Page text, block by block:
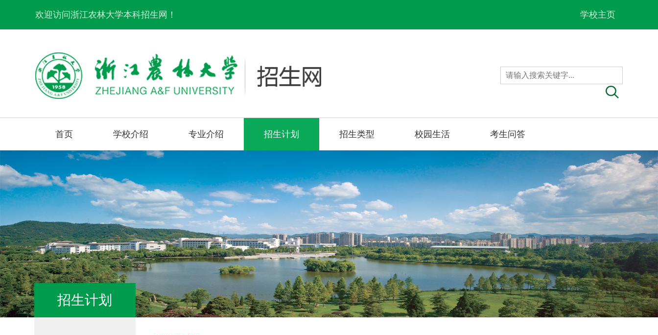
欢迎访问浙江农林大学本科招生网！ 学校主页
首页 学校介绍 专业介绍 招生计划 招生类型 校园生活 考生问答
招生计划